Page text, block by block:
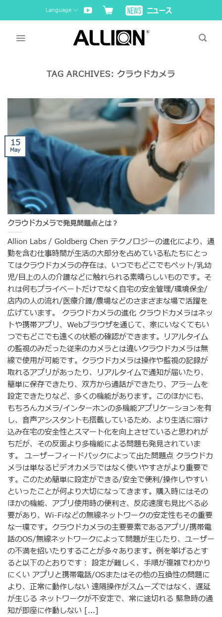
to
Language
TAG ARCHIVES: クラウドカメラ
クラウドカメラで発見問題点とは？
Allion Labs / Goldberg Chen テクノロジーの進化により、通
勤を含む仕事時間が生活の大部分を占めている私たちにとっ
てはクラウドカメラの存在は、いつでもどこでもペット/乳幼
児/目上の人の介護などに触れられる素晴らしいものです。そ
れは何もプライベートだけでなく自宅の安全管理/環境保全/
店内の人の流れ/医療介護/農場などのさまざまな場で活躍を
広げています。 クラウドカメラの進化 クラウドカメラはネッ
トや携帯アプリ、Webブラウザを通じて、家にいなくてもい
つでもどこでも遠くの状態の確認ができます。リアルタイム
の監視のみだった従来のカメラとは違いクラウドカメラは無
線で使用が可能です。クラウドカメラは操作や監視の記録が
取れるアプリがあったり、リアルタイムで通知が届いたり、
簡単に保存できたり、双方から通話ができたり、アラームを
設定できたりなど、多くの機能があります。このほかにも、
もちろんカメラ/インターホンの多機能アプリケーションを有
し、音声アシスタントも搭載しているため、より生活に溶け
込み在宅の安全性とスマート化を向上させていると思われが
ちだが、その反面より多機能による問題も発見されていま
す。 ユーザーフィードバックによって出た問題点 クラウドカ
メラは単なるビデオカメラではなく使いやすさがより重要で
す。このため簡単に設定ができる/安全で便利/操作しやすい
といったことが何より大切になってきます。購入時にはその
ほかの機能、アプリ使用時の便利さ、反応速度も見比べる必
要があり、Wi-Fiなどの無線ネットワークの安定性もその重要
な一環です。クラウドカメラの主要要素であるアプリ/携帯電
話のOS/無線ネットワークによって問題が生じたり、ユーザー
の不満を招いたりすることが多々あります。例を挙げるとす
ると以下のとおりです： 設定が難しく、手順が複雑でわかり
にくい アプリと携帯電話/OSまたはその他の互換性の問題に
より、正常に動作しない 遠隔操作がスムーズではなく、遅延
が生じる ネットワークが不安定で、常に途切れる 緊急時の通
知が即座に作動しない [...]
15
May